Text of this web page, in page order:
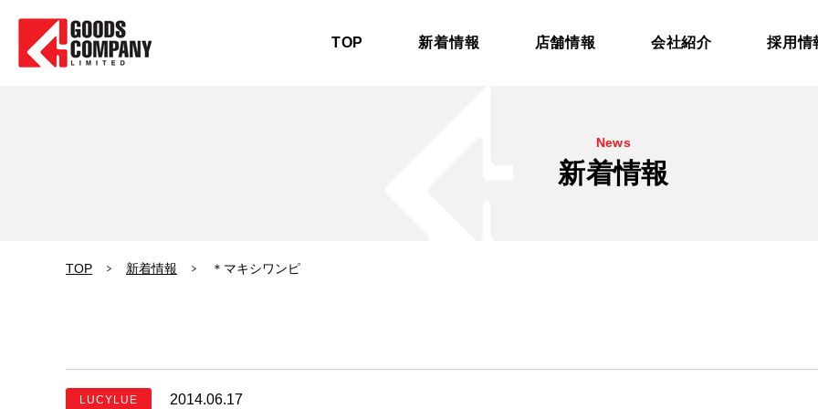
TOP 新着情報 店舗情報 会社紹介 採用情
News
新着情報
TOP 新着情報 ＊マキシワンピ
LUCYLUE 2014.06.17